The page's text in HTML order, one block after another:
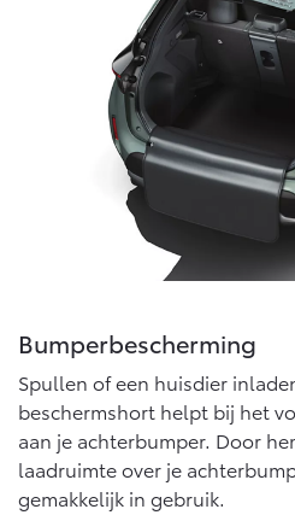
BATTERIJ-ELEKTRISCH
Mirai
WATERSTOF-ELEKTRISCH
Connected check
Navigatie updates
Bumperbescherming
Spullen of een huisdier
beschermshort helpt bij het
aan je achterbumper. Door
laadruimte over je
gemakkelijk in gebruik.